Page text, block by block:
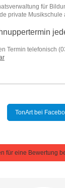
für
private Musikschule
Termin telefonisch
TonArt bei
für eine Bewertung